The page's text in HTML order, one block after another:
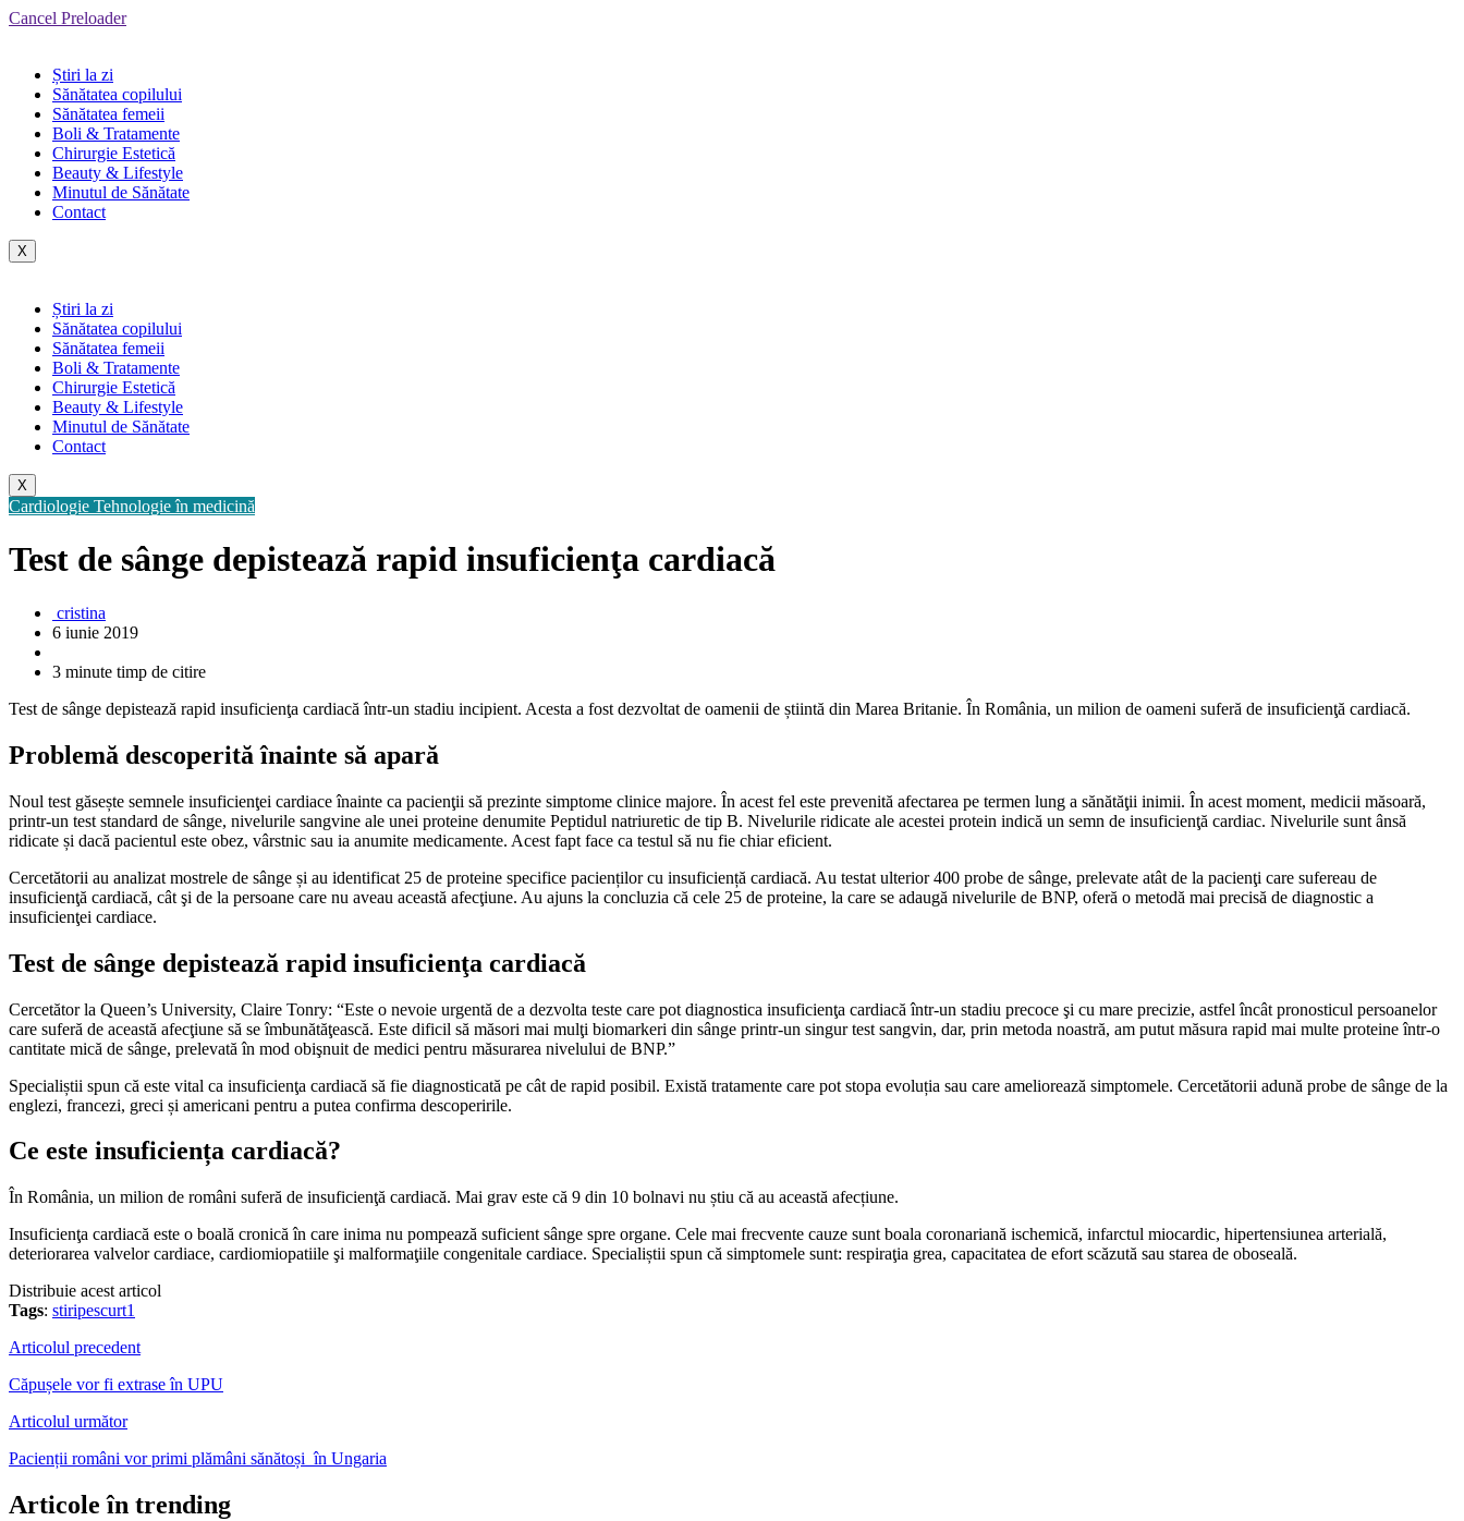
Cancel Preloader
Știri la zi
Sănătatea copilului
Sănătatea femeii
Boli & Tratamente
Chirurgie Estetică
Beauty & Lifestyle
Minutul de Sănătate
Contact
X
Știri la zi
Sănătatea copilului
Sănătatea femeii
Boli & Tratamente
Chirurgie Estetică
Beauty & Lifestyle
Minutul de Sănătate
Contact
X
Cardiologie Tehnologie în medicină
Test de sânge depistează rapid insuficienţa cardiacă
cristina
6 iunie 2019
3 minute timp de citire
Test de sânge depistează rapid insuficienţa cardiacă într-un stadiu incipient. Acesta a fost dezvoltat de oamenii de știintă din Marea Britanie. În România, un milion de oameni suferă de insuficienţă cardiacă.
Problemă descoperită înainte să apară
Noul test găsește semnele insuficienţei cardiace înainte ca pacienţii să prezinte simptome clinice majore. În acest fel este prevenită afectarea pe termen lung a sănătăţii inimii. În acest moment, medicii măsoară,
printr-un test standard de sânge, nivelurile sangvine ale unei proteine denumite Peptidul natriuretic de tip B. Nivelurile ridicate ale acestei protein indică un semn de insuficienţă cardiac. Nivelurile sunt ânsă
ridicate și dacă pacientul este obez, vârstnic sau ia anumite medicamente. Acest fapt face ca testul să nu fie chiar eficient.
Cercetătorii au analizat mostrele de sânge și au identificat 25 de proteine specifice pacienților cu insuficiență cardiacă. Au testat ulterior 400 probe de sânge, prelevate atât de la pacienţi care sufereau de
insuficienţă cardiacă, cât şi de la persoane care nu aveau această afecţiune. Au ajuns la concluzia că cele 25 de proteine, la care se adaugă nivelurile de BNP, oferă o metodă mai precisă de diagnostic a
insuficienţei cardiace.
Test de sânge depistează rapid insuficienţa cardiacă
Cercetător la Queen’s University, Claire Tonry: “Este o nevoie urgentă de a dezvolta teste care pot diagnostica insuficienţa cardiacă într-un stadiu precoce şi cu mare precizie, astfel încât pronosticul persoanelor
care suferă de această afecţiune să se îmbunătăţească. Este dificil să măsori mai mulţi biomarkeri din sânge printr-un singur test sangvin, dar, prin metoda noastră, am putut măsura rapid mai multe proteine într-o
cantitate mică de sânge, prelevată în mod obişnuit de medici pentru măsurarea nivelului de BNP.”
Specialiștii spun că este vital ca insuficienţa cardiacă să fie diagnosticată pe cât de rapid posibil. Există tratamente care pot stopa evoluția sau care ameliorează simptomele. Cercetătorii adună probe de sânge de la
englezi, francezi, greci și americani pentru a putea confirma descoperirile.
Ce este insuficiența cardiacă?
În România, un milion de români suferă de insuficienţă cardiacă. Mai grav este că 9 din 10 bolnavi nu știu că au această afecțiune.
Insuficienţa cardiacă este o boală cronică în care inima nu pompează suficient sânge spre organe. Cele mai frecvente cauze sunt boala coronariană ischemică, infarctul miocardic, hipertensiunea arterială,
deteriorarea valvelor cardiace, cardiomiopatiile şi malformaţiile congenitale cardiace. Specialiștii spun că simptomele sunt: respiraţia grea, capacitatea de efort scăzută sau starea de oboseală.
Distribuie acest articol
Tags: stiripescurt1
Articolul precedent
Căpușele vor fi extrase în UPU
Articolul următor
Pacienții români vor primi plămâni sănătoși în Ungaria
Articole în trending